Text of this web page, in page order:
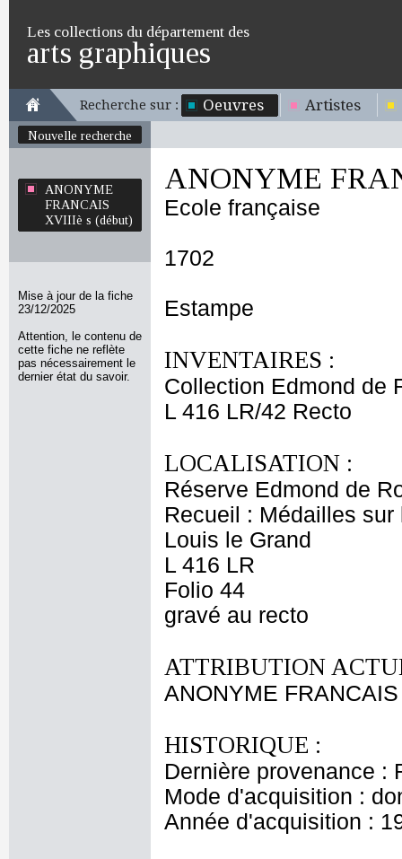
Les collections du département des
arts graphiques
Recherche sur : Oeuvres Artistes
Nouvelle recherche
ANONYME
FRANCAIS
XVIIIè s (début)
Mise à jour de la fiche
23/12/2025
Attention, le contenu de
cette fiche ne reflète
pas nécessairement le
dernier état du savoir.
ANONYME
Ecole française
1702
Estampe
INVENTAIRES :
Collection Edmond de
L 416 LR/42 Recto
LOCALISATION :
Réserve Edmond de
Recueil : Médailles
Louis le Grand
L 416 LR
Folio 44
gravé au recto
ATTRIBUTION
ANONYME
HISTORIQUE :
Dernière provenance :
Mode d'acquisition :
Année d'acquisition :